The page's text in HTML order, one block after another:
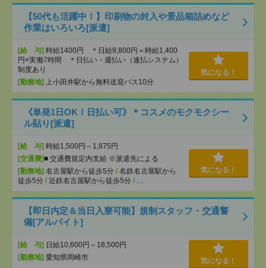
【50代も活躍中！】印刷物の封入や景品箱詰めなど
作業はいろいろ[派遣]
[給 与] 時給1400円 ＊日給9,800円＝時給1,400
円×実働7時間 ＊日払い・週払い（速払システム）
制度あり
[勤務地] 上小田井駅から無料送迎バス10分
気になる！
《単発1日OK！日払い可》＊コスメのモクモクシー
ル貼り[派遣]
[給 与] 時給1,500円～1,875円
[交通費]■ 交通費規定内支給 ※派遣先による
[勤務地] 名古屋駅から徒歩5分 / 名鉄名古屋駅から
徒歩5分 / 近鉄名古屋駅から徒歩5分 / …
気になる！
【即日内定＆当日入寮可能】規制スタッフ・交通警
備[アルバイト]
[給 与] 日給10,600円～18,500円
[勤務地] 愛知県岡崎市 気になる！